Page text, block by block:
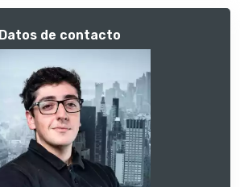
Datos de contacto